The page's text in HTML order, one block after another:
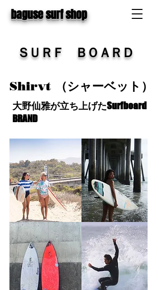
baguse surf shop
​ＳＵＲＦ ＢＯＡＲＤ
大野仙雅が立ち上げたSurfboard
BRAND
Shirvt （シャーベット）